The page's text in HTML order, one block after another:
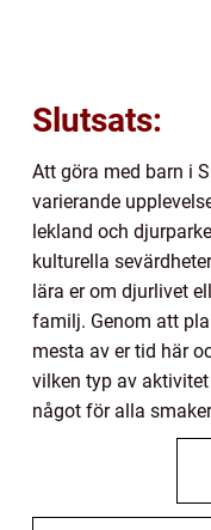
Slutsats:
Att göra med barn i
varierande
lekland och
kulturella
lära er om djurlivet
familj. Genom att
mesta av er tid här
vilken typ av
något för alla